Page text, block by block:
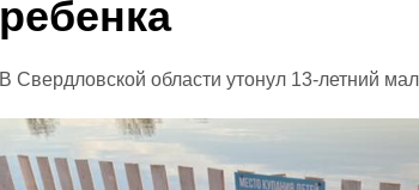
ребенка
В Свердловской области утонул 13-летний